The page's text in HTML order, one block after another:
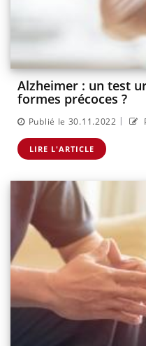
Alzheimer : un test
formes précoces ?
Publié le 30.11.2022 |
LIRE L'ARTICLE